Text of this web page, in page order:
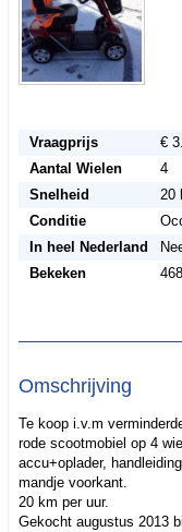
Vraagprijs
€
Aantal Wielen
4
Snelheid
20
Conditie
In heel Nederland
Bekeken
Omschrijving
Te koop i.v.m
rode scootmobiel op 4
accu+oplader,
mandje voorkant.
20 km per uur.
Gekocht augustus 2013